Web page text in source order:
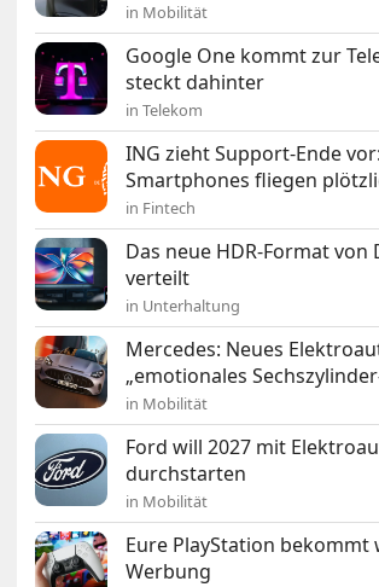
in Mobilität
Google One kommt zur
steckt dahinter
in Telekom
ING zieht Support-Ende
Smartphones fliegen
in Fintech
Das neue HDR-Format von
verteilt
in Unterhaltung
Mercedes: Neues
„emotionales
in Mobilität
Ford will 2027 mit
durchstarten
in Mobilität
Eure PlayStation bekommt
Werbung